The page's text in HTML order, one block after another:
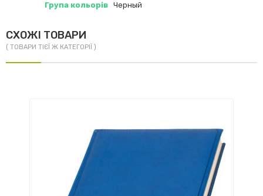
Група кольорів Черный
СХОЖІ ТОВАРИ
( ТОВАРИ ТІЄЇ Ж КАТЕГОРІЇ )